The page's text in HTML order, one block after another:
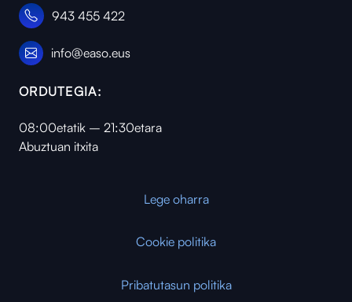
943 455 422
info@easo.eus
ORDUTEGIA:
08:00etatik – 21:30etara
Abuztuan itxita
Lege oharra
Cookie politika
Pribatutasun politika